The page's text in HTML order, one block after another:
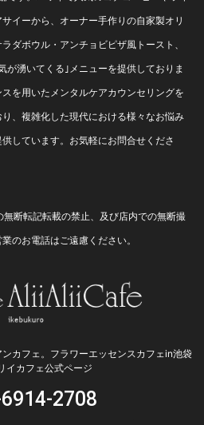
イーから、オーナー手作りの自家製オリ
ダボウル・アンチョビピザ風トースト、
が湧いてくる｣メニューを提供しておりま
を用いたメンタルケアカウンセリングを
、複雑化した現代における様々なお悩み
しています。お気軽にお問合せくださ
断転記転載の禁止、及び店内での無断撮
のお電話はご遠慮ください。
カフェ。フラワーエッセンスカフェin池袋
イカフェ公式ページ
2708